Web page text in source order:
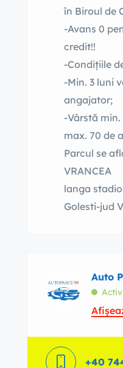
în Biroul de
-Avans 0
credit!!
-Condițiile
-Min. 3 luni
angajator;
-Vârstă
max. 70 de
Parcul se
VRANCEA
langa
Golesti-jud
Auto
+40